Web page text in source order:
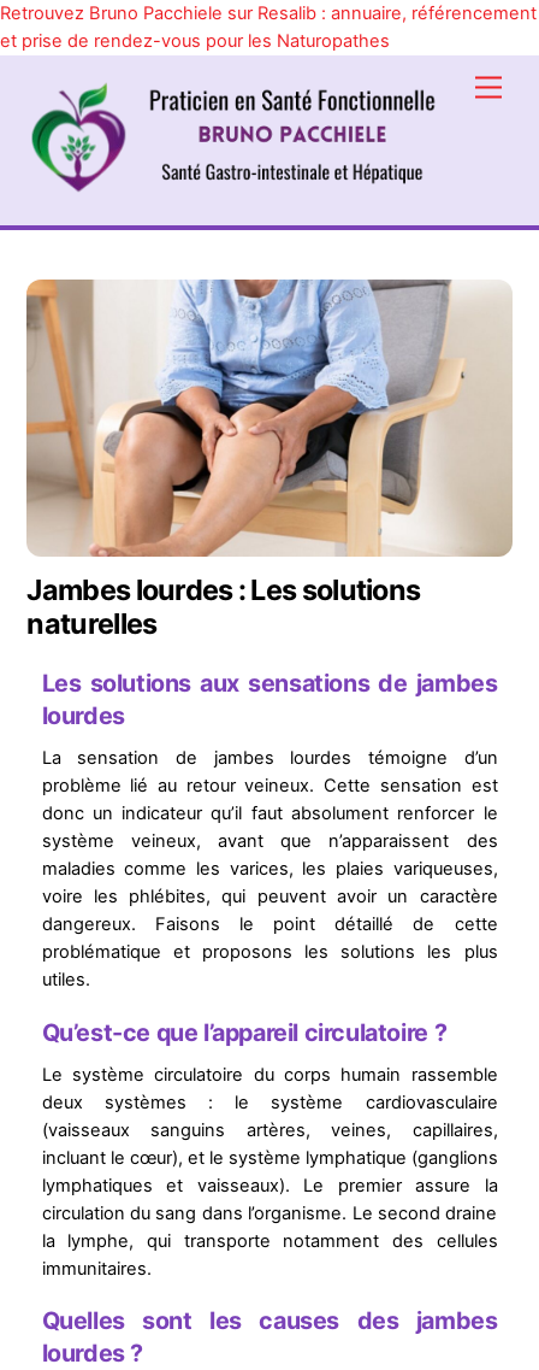
Retrouvez Bruno Pacchiele sur Resalib : annuaire, référencement
et prise de rendez-vous pour les Naturopathes
content
Jambes lourdes : Les solutions
naturelles
Les solutions aux sensations de jambes
lourdes
La sensation de jambes lourdes témoigne d’un
problème lié au retour veineux. Cette sensation est
donc un indicateur qu’il faut absolument renforcer le
système veineux, avant que n’apparaissent des
maladies comme les varices, les plaies variqueuses,
voire les phlébites, qui peuvent avoir un caractère
dangereux. Faisons le point détaillé de cette
problématique et proposons les solutions les plus
utiles.
Qu’est-ce que l’appareil circulatoire ?
Le système circulatoire du corps humain rassemble
deux systèmes : le système cardiovasculaire
(vaisseaux sanguins artères, veines, capillaires,
incluant le cœur), et le système lymphatique (ganglions
lymphatiques et vaisseaux). Le premier assure la
circulation du sang dans l’organisme. Le second draine
la lymphe, qui transporte notamment des cellules
immunitaires.
Quelles sont les causes des jambes
lourdes ?